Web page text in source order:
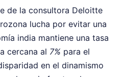
de la consultora Deloitte
lucha por evitar una
india mantiene una tasa
cercana al 7% para el
en el dinamismo